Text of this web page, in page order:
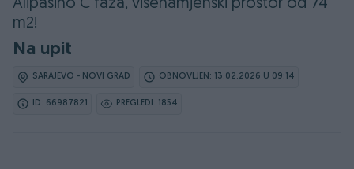
Alipašino C faza, višenamjenski prostor od 74
m2!
Na upit
SARAJEVO - NOVI GRAD OBNOVLJEN: 13.02.2026 U 09:14
ID: 66987821 PREGLEDI: 1854